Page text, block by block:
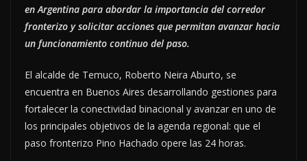
en Argentina para abordar la importancia del corredor
fronterizo y solicitar acciones que permitan avanzar hacia
un funcionamiento continuo del paso.
El alcalde de Temuco, Roberto Neira Aburto, se
encuentra en Buenos Aires desarrollando gestiones para
fortalecer la conectividad binacional y avanzar en uno de
los principales objetivos de la agenda regional: que el
paso fronterizo Pino Hachado opere las 24 horas.